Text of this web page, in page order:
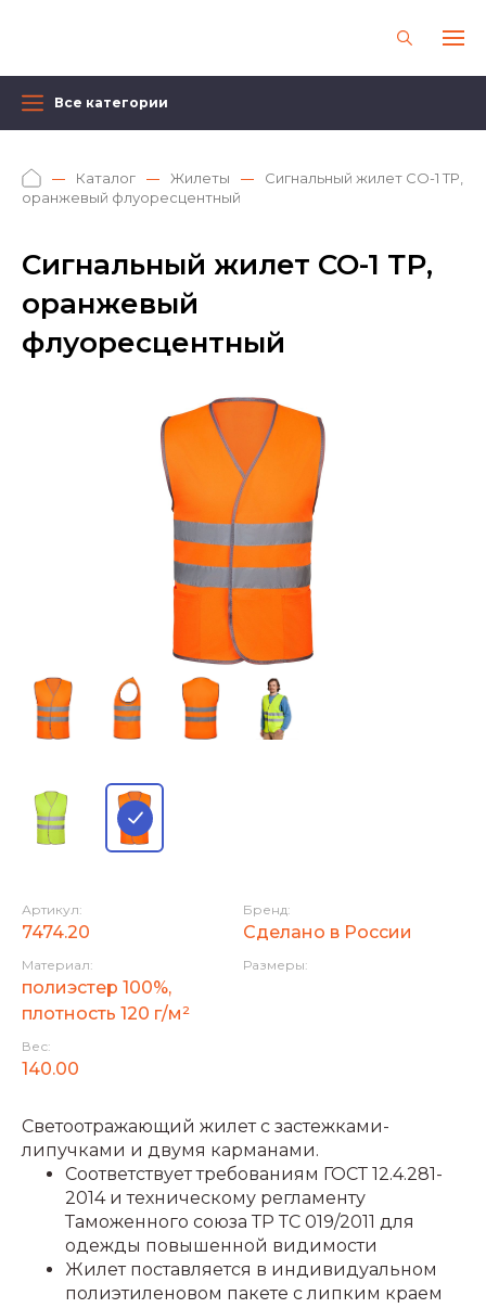
Все категории
Каталог Жилеты
Сигнальный жилет СО-1 ТР,
оранжевый флуоресцентный
Сигнальный жилет СО-1 ТР,
оранжевый
флуоресцентный
Артикул:
7474.20
Бренд:
Сделано в России
Материал:
полиэстер 100%,
плотность 120 г/м²
Размеры:
Вес:
140.00
Светоотражающий жилет с застежками-
липучками и двумя карманами.
Соответствует требованиям ГОСТ 12.4.281-
2014 и техническому регламенту
Таможенного союза ТР ТС 019/2011 для
одежды повышенной видимости
Жилет поставляется в индивидуальном
полиэтиленовом пакете с липким краем